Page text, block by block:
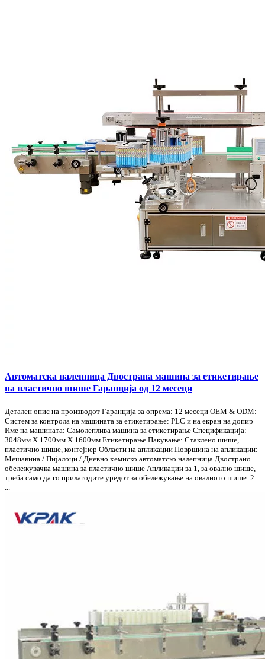
Автоматска налепница Двострана машина за етикетирање
на пластично шише Гаранција од 12 месеци
Детален опис на производот Гаранција за опрема: 12 месеци OEM & ODM:
Систем за контрола на машината за етикетирање: PLC и на екран на допир
Име на машината: Самолеплива машина за етикетирање Спецификација:
3048мм X 1700мм X 1600мм Етикетирање Пакување: Стаклено шише,
пластично шише, контејнер Области на апликации Површина на апликации:
Мешавина / Пијалоци / Дневно хемиско автоматско налепница Двострано
обележувачка машина за пластично шише Апликации за 1, за овално шише,
треба само да го прилагодите уредот за обележување на овалното шише. 2